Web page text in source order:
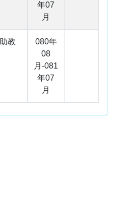
年07
月
助教
080年
08
月-081
年07
月